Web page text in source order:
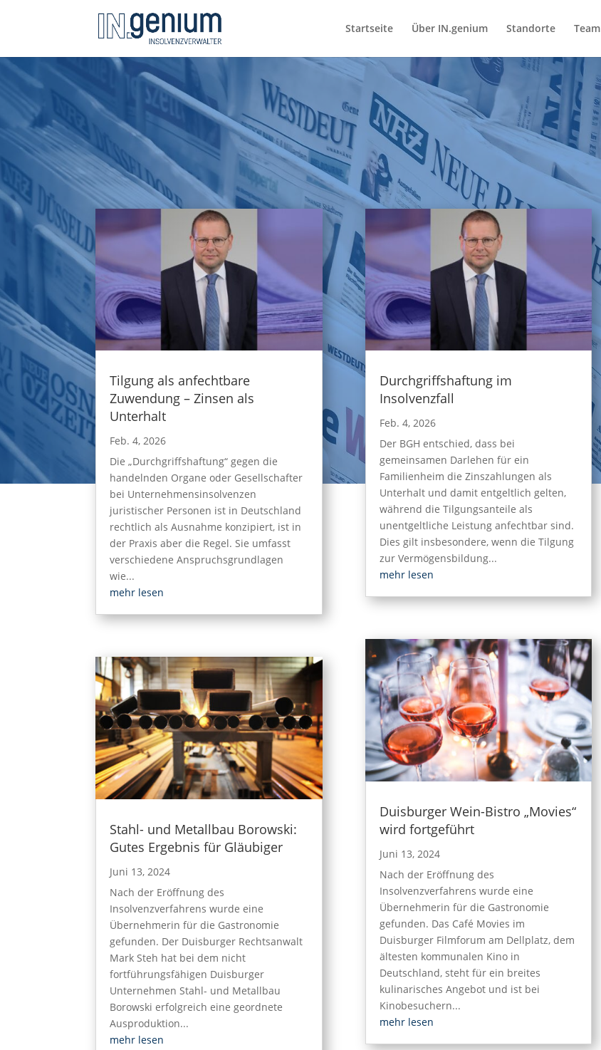
Startseite Über IN.genium Standorte Team
Tilgung als anfechtbare
Zuwendung – Zinsen als
Unterhalt
Feb. 4, 2026
Die „Durchgriffshaftung“ gegen die
handelnden Organe oder Gesellschafter
bei Unternehmensinsolvenzen
juristischer Personen ist in Deutschland
rechtlich als Ausnahme konzipiert, ist in
der Praxis aber die Regel. Sie umfasst
verschiedene Anspruchsgrundlagen
wie...
mehr lesen
Stahl- und Metallbau Borowski:
Gutes Ergebnis für Gläubiger
Juni 13, 2024
Nach der Eröffnung des
Insolvenzverfahrens wurde eine
Übernehmerin für die Gastronomie
gefunden. Der Duisburger Rechtsanwalt
Mark Steh hat bei dem nicht
fortführungsfähigen Duisburger
Unternehmen Stahl- und Metallbau
Borowski erfolgreich eine geordnete
Ausproduktion...
mehr lesen
Durchgriffshaftung im
Insolvenzfall
Feb. 4, 2026
Der BGH entschied, dass bei
gemeinsamen Darlehen für ein
Familienheim die Zinszahlungen als
Unterhalt und damit entgeltlich gelten,
während die Tilgungsanteile als
unentgeltliche Leistung anfechtbar sind.
Dies gilt insbesondere, wenn die Tilgung
zur Vermögensbildung...
mehr lesen
Duisburger Wein-Bistro „Movies“
wird fortgeführt
Juni 13, 2024
Nach der Eröffnung des
Insolvenzverfahrens wurde eine
Übernehmerin für die Gastronomie
gefunden. Das Café Movies im
Duisburger Filmforum am Dellplatz, dem
ältesten kommunalen Kino in
Deutschland, steht für ein breites
kulinarisches Angebot und ist bei
Kinobesuchern...
mehr lesen